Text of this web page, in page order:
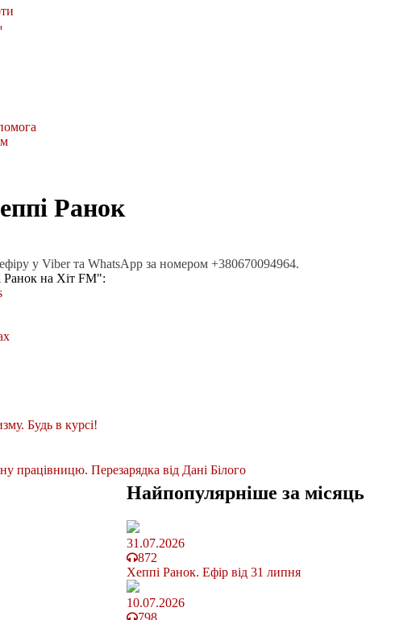
Ранок
у Viber та WhatsApp за номером +380670094964.
Ранок на Хіт FM":
Будь в курсі!
працівницю. Перезарядка від Дані Білого
Найпопулярніше за місяць
31.07.2026
872
Хеппі Ранок. Ефір від 31 липня
10.07.2026
798